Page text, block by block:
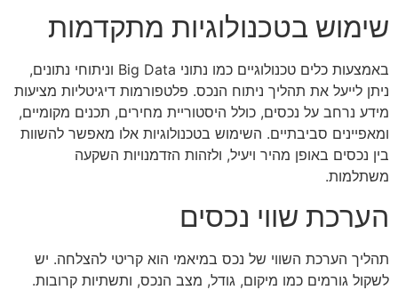
שימוש בטכנולוגיות מתקדמות
באמצעות כלים טכנולוגיים כמו נתוני Big Data וניתוחי נתונים,
ניתן לייעל את תהליך ניתוח הנכס. פלטפורמות דיגיטליות מציעות
מידע נרחב על נכסים, כולל היסטוריית מחירים, תכנים מקומיים,
ומאפיינים סביבתיים. השימוש בטכנולוגיות אלו מאפשר להשוות
בין נכסים באופן מהיר ויעיל, ולזהות הזדמנויות השקעה
משתלמות.
הערכת שווי נכסים
תהליך הערכת השווי של נכס במיאמי הוא קריטי להצלחה. יש
לשקול גורמים כמו מיקום, גודל, מצב הנכס, ותשתיות קרובות.